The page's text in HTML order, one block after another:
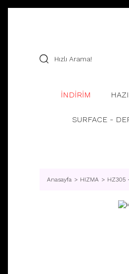
İNDİRİM
SURFACE -
Anasayfa HIZMA HZ305